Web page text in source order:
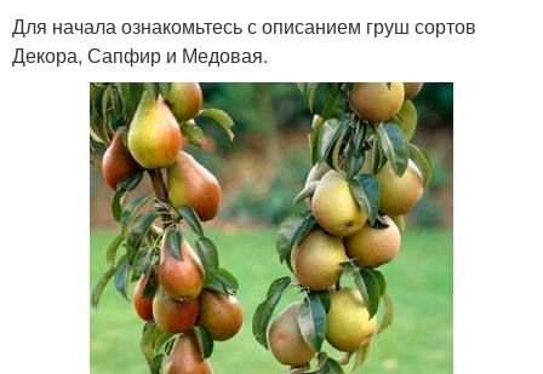
Для начала ознакомьтесь с описанием груш сортов
Декора, Сапфир и Медовая.